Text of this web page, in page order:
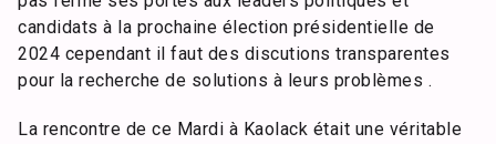
candidats à la prochaine élection présidentielle de
2024 cependant il faut des discutions transparentes
pour la recherche de solutions à leurs problèmes .
La rencontre de ce Mardi à Kaolack était une véritable